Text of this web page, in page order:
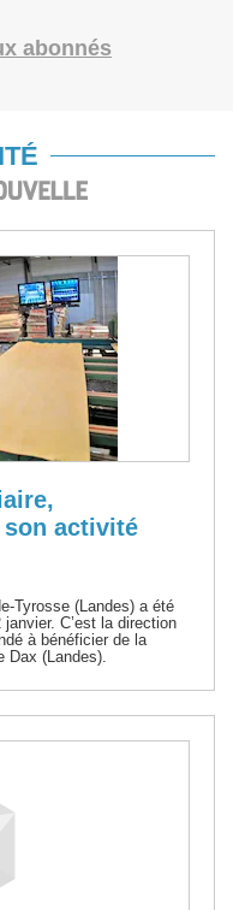
abonnés
activité
Tyrosse (Landes) a été
C’est la direction
à bénéficier de la
Dax (Landes).